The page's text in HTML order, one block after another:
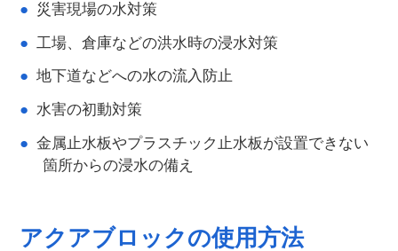
災害現場の水対策
工場、倉庫などの洪水時の浸水対策
地下道などへの水の流入防止
水害の初動対策
金属止水板やプラスチック止水板が設置できない
箇所からの浸水の備え
アクアブロックの使用方法